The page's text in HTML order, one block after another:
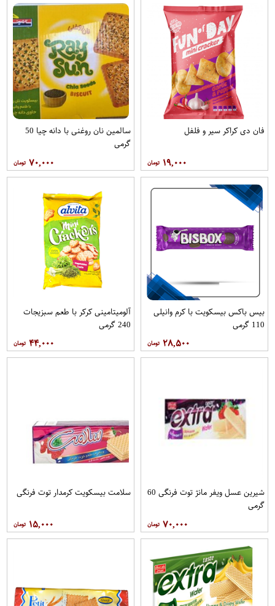
فان دی کراکر سیر و فلفل
۱۹,۰۰۰
سالمین نان روغنی با دانه چیا 50
گرمی
۷۰,۰۰۰
بیس باکس بیسکویت با کرم وانیلی
110 گرمی
۲۸,۵۰۰
آلومیتامینی کرکر با طعم سبزیجات
240 گرمی
۴۴,۰۰۰
شیرین عسل ویفر مانژ توت فرنگی 60
گرمی
۷۰,۰۰۰
سلامت بیسکویت کرمدار توت فرنگی
۱۵,۰۰۰